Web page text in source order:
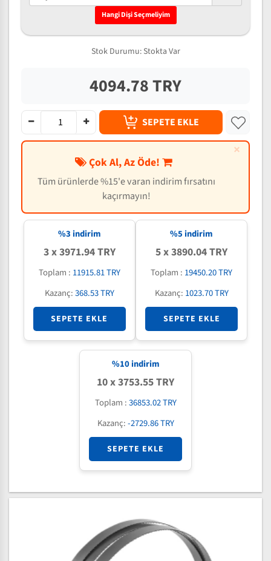
Hangi Dişi Seçmeliyim
Stok Durumu: Stokta Var
4094.78 TRY
SEPETE EKLE
×
Çok Al, Az Öde!
Tüm ürünlerde %15'e varan indirim fırsatını
kaçırmayın!
%3 indirim
3 x 3971.94 TRY
Toplam : 11915.81 TRY
Kazanç:368.53 TRY
SEPETE EKLE
%5 indirim
5 x 3890.04 TRY
Toplam : 19450.20 TRY
Kazanç: 1023.70 TRY
SEPETE EKLE
%10indirim
10 x 3753.55 TRY
Toplam :36853.02 TRY
Kazanç:-2729.86 TRY
SEPETE EKLE